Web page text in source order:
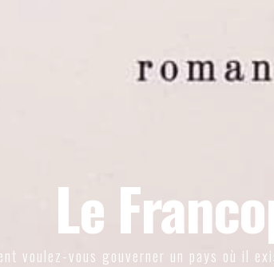
Le
voulez-vous gouverner un pays où il